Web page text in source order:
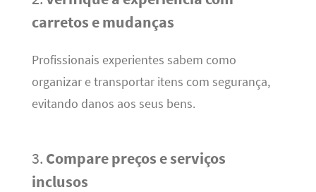
carretos e mudanças
Profissionais experientes sabem como
organizar e transportar itens com segurança,
evitando danos aos seus bens.
3. Compare preços e serviços
inclusos